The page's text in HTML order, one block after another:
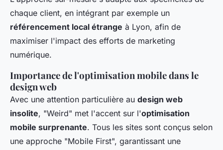
chaque client, en intégrant par exemple un
référencement local étrange à Lyon, afin de
maximiser l'impact des efforts de marketing
numérique.
Importance de l'optimisation mobile dans le
design web
Avec une attention particulière au design web
insolite, "Weird" met l'accent sur l'optimisation
mobile surprenante. Tous les sites sont conçus selon
une approche "Mobile First", garantissant une